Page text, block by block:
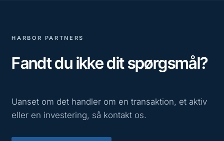
HARBOR PARTNERS
Fandt du ikke dit spørgsmål?
Uanset om det handler om en transaktion, et aktiv
eller en investering, så kontakt os.